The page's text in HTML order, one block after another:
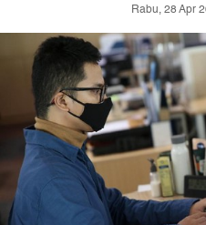
Rabu, 28 Apr